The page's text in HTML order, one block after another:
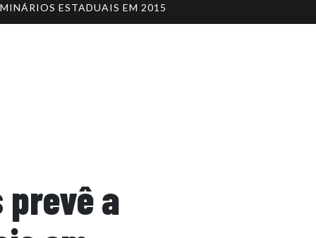
ESTADUAIS EM 2015
prevê a